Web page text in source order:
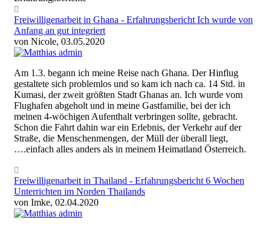
Freiwilligenarbeit in Ghana - Erfahrungsbericht Ich wurde von
Anfang an gut integriert
von Nicole, 03.05.2020
Am 1.3. begann ich meine Reise nach Ghana. Der Hinflug
gestaltete sich problemlos und so kam ich nach ca. 14 Std. in
Kumasi, der zweit größten Stadt Ghanas an. Ich wurde vom
Flughafen abgeholt und in meine Gastfamilie, bei der ich
meinen 4-wöchigen Aufenthalt verbringen sollte, gebracht.
Schon die Fahrt dahin war ein Erlebnis, der Verkehr auf der
Straße, die Menschenmengen, der Müll der überall liegt,
….einfach alles anders als in meinem Heimatland Österreich.
Freiwilligenarbeit in Thailand - Erfahrungsbericht 6 Wochen
Unterrichten im Norden Thailands
von Imke, 02.04.2020